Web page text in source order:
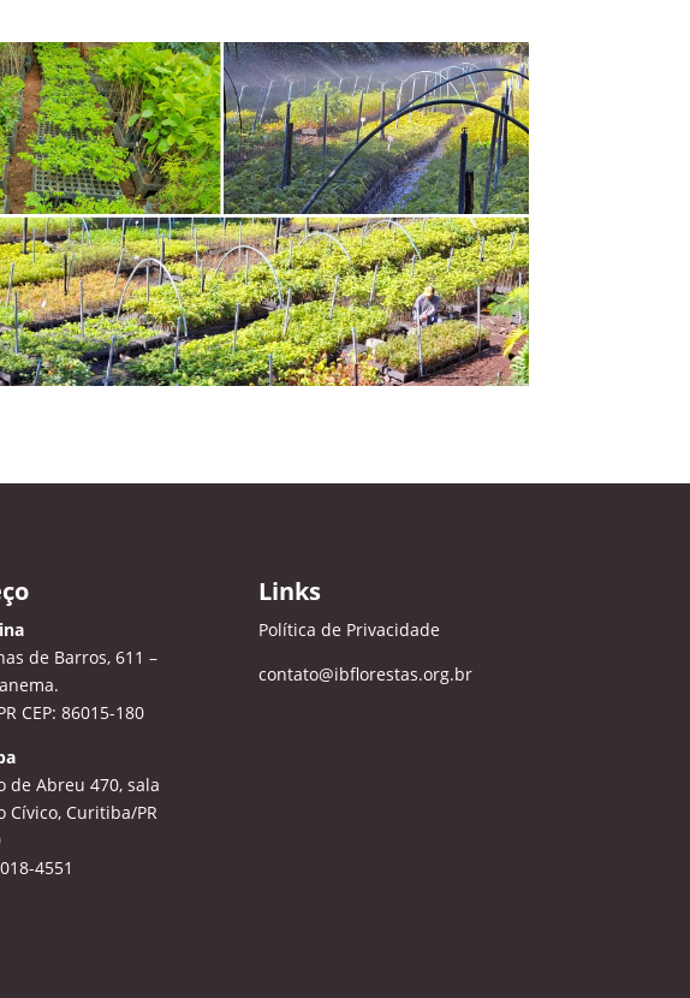
de Barros, 611 –
CEP: 86015-180
de Abreu 470, sala
Cívico, Curitiba/PR
4551
Links
Política de Privacidade
contato@ibflorestas.org.br